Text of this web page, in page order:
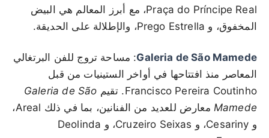
Praça do Príncipe Real، مع أبرز المعالم هي البيض
المخفوق، و Prego Estrella، والإطلالة على الحديقة.
Galeria de São Mamede: مساحة تروج للفن البرتغالي
المعاصر منذ افتتاحها في أواخر الستينيات من قبل
Francisco Pereira Coutinho. تقيم
Galeria de São
Mamede
معارض للعديد من الفنانين، بما في ذلك Areal،
و Cesariny، و Cruzeiro Seixas، و Deolinda